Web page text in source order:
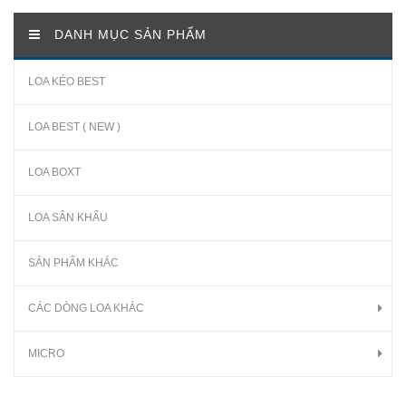
DANH MỤC SẢN PHẨM
LOA KÉO BEST
LOA BEST ( NEW )
LOA BOXT
LOA SÂN KHẤU
SẢN PHẨM KHÁC
CÁC DÒNG LOA KHÁC
MICRO